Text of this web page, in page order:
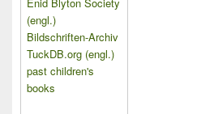
(engl.)
Bildschriften-Archiv
TuckDB.org (engl.)
past children's
books